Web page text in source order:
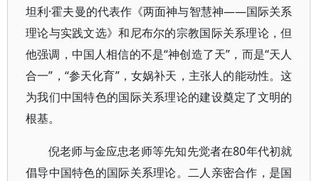
坦利·霍夫曼的代表作《两面神与智慧神——国际关系
理论与实践文选》和尼布尔的宗教国际关系理论，但
他强调，中国人相信的不是“神创造了天”，而是“天人
合一”，“参天化育”，女娲补天，主张人的能动性。这
为我们中国特色的国际关系理论的建设奠定了文明的
根基。
倪老师与金应忠老师等先知先觉者在80年代初就
倡导中国特色的国际关系理论。二人亲密合作，是国